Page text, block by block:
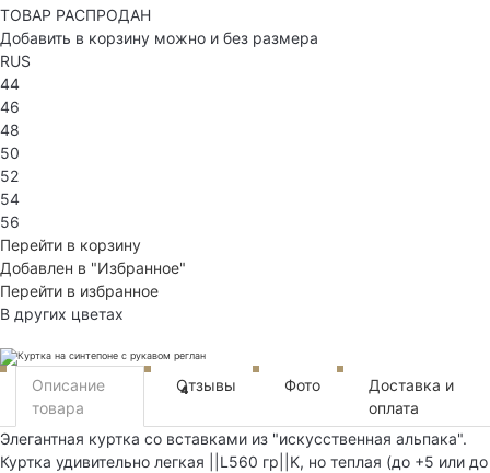
ТОВАР РАСПРОДАН
Добавить в корзину можно и без размера
RUS
44
46
48
50
52
54
56
Перейти в корзину
Добавлен в "Избранное"
Перейти в избранное
В других цветах
Описание
товара
Отзывы
4 Фото
Доставка и
оплата
Элегантная куртка со вставками из "искусственная альпака".
Куртка удивительно легкая ||L560 гр||K, но теплая (до +5 или до